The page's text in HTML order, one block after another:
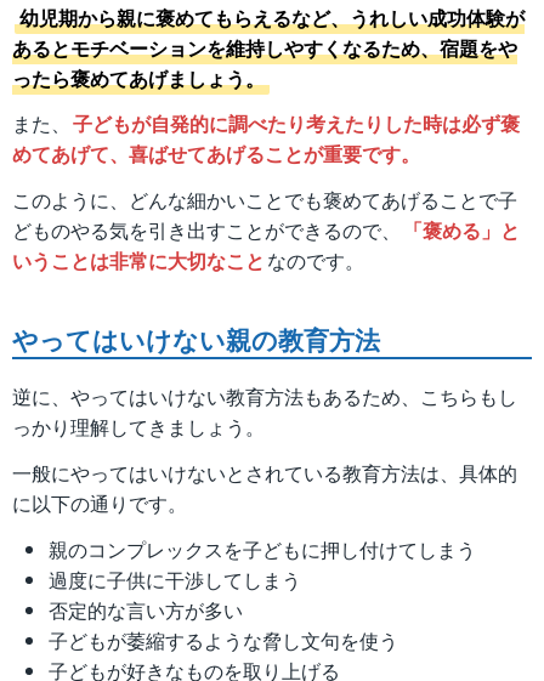
幼児期から親に褒めてもらえるなど、うれしい成功体験が
あるとモチベーションを維持しやすくなるため、宿題をや
ったら褒めてあげましょう。
また、 子どもが自発的に調べたり考えたりした時は必ず褒
めてあげて、喜ばせてあげることが重要です。
このように、どんな細かいことでも褒めてあげることで子
どものやる気を引き出すことができるので、
「褒める」と
いうことは非常に大切なこと なのです。
やってはいけない親の教育方法
逆に、やってはいけない教育方法もあるため、こちらもし
っかり理解してきましょう。
一般にやってはいけないとされている教育方法は、具体的
に以下の通りです。
親のコンプレックスを子どもに押し付けてしまう
過度に子供に干渉してしまう
否定的な言い方が多い
子どもが萎縮するような脅し文句を使う
子どもが好きなものを取り上げる